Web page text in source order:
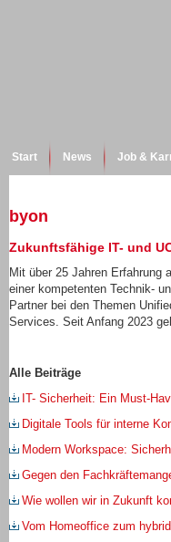
Start News Job &
byon
Zukunftsfähige IT- und
Mit über 25 Jahren Erfahrung
einer kompetenten Technik-
Partner bei den Themen
Services. Seit Anfang 2023
Alle Beiträge
IT- Sicherheit: Ein Must-
Digitale Tools für interne
Modern Workspace:
Gegen den
Wie wollen wir in Zukunft
Vom Homeoffice zum